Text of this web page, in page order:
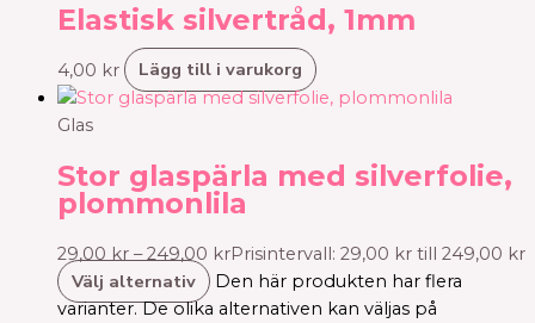
Elastisk silvertråd, 1mm
4,00 kr Lägg till i varukorg
Glas
Stor glaspärla med silverfolie,
plommonlila
29,00 kr – 249,00 krPrisintervall: 29,00 kr till 249,00 kr
Välj alternativ
Den här produkten har flera
varianter. De olika alternativen kan väljas på